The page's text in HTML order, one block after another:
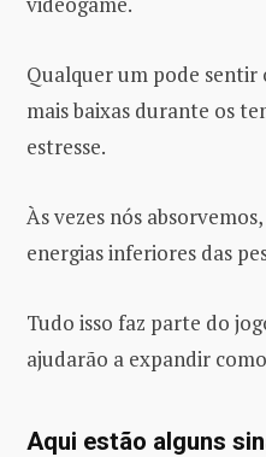
Qualquer um pode sentir
mais baixas durante os
estresse.
Às vezes nós
energias inferiores das
Tudo isso faz parte do
ajudarão a expandir
Aqui estão alguns